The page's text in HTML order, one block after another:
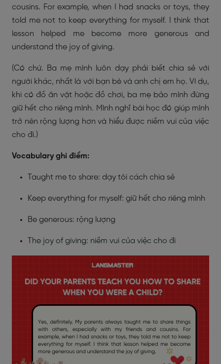
cousins. For example, when I had snacks or toys, they
told me not to keep everything for myself. I think that
lesson helped me become more generous and
understand the joy of giving.
(Có chứ. Ba mẹ mình luôn dạy phải biết chia sẻ với
người khác, nhất là với bạn bè và anh chị em họ. Ví dụ,
khi có đồ ăn vặt hoặc đồ chơi, ba mẹ bảo mình đừng
giữ hết cho riêng mình. Mình nghĩ bài học đó giúp mình
trở nên rộng lượng hơn và hiểu được niềm vui của việc
cho đi.)
Vocabulary ghi điểm:
Taught me to share: dạy tôi cách chia sẻ
Keep everything for myself: giữ hết cho riêng mình
Be generous: rộng lượng
The joy of giving: niềm vui của việc cho đi